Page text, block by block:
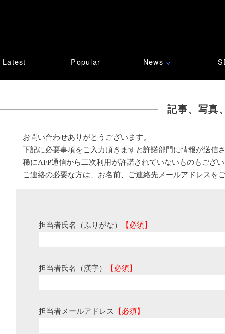
Latest Popular News ∨
記事、写真
お問い合わせありがとうございます。
下記に必要事項をご入力頂きますと許諾部門に情報が送信
稀にAFP通信から二次利用が許諾されていないものもござ
ご連絡の必要な方は、お名前、ご連絡先メールアドレスを
担当者氏名（ふりがな） 【必須】
担当者氏名（漢字） 【必須】
担当者メールアドレス 【必須】